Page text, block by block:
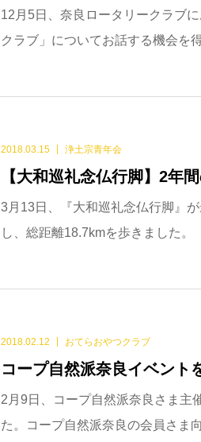
12月5日、奈良ロータリークラブ
クラブ」についてお話する機会を
2018.03.15 浄土宗青年会
【大和巡礼念仏行脚】2年
3月13日、『大和巡礼念仏行脚』
し、総距離18.7kmを歩きました。
2018.02.12 おてらおやつクラブ
コープ自然派奈良イベント
2月9日、コープ自然派奈良さま主
た。コープ自然派奈良の会員さま